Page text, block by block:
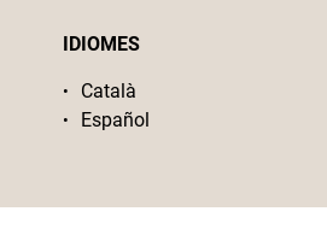
IDIOMES
Català
Español